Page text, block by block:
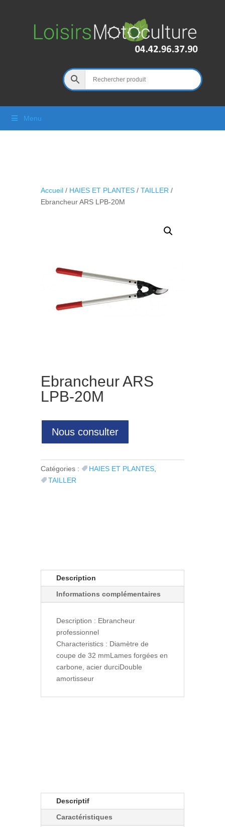
Menu
Accueil/ HAIES ET PLANTES/ TAILLER /
Ebrancheur ARS LPB-20M
Ebrancheur ARS
LPB-20M
Nous consulter
Catégories : HAIES ET PLANTES,
TAILLER
Description
Informations complémentaires
Description : Ebrancheur
professionnel
Characteristics : Diamètre de
coupe de 32 mmLames forgées en
carbone, acier durciDouble
amortisseur
Descriptif
Caractéristiques